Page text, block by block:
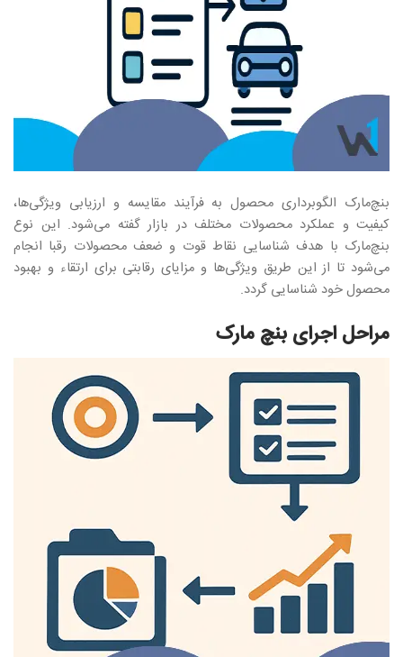
بنچ‌مارک الگوبرداری محصول به فرآیند مقایسه و ارزیابی ویژگی‌ها،
کیفیت و عملکرد محصولات مختلف در بازار گفته می‌شود. این نوع
بنچ‌مارک با هدف شناسایی نقاط قوت و ضعف محصولات رقبا انجام
می‌شود تا از این طریق ویژگی‌ها و مزایای رقابتی برای ارتقاء و بهبود
محصول خود شناسایی گردد.
مراحل اجرای بنچ مارک